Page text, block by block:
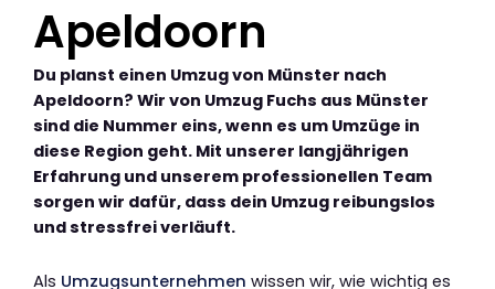
Apeldoorn
Du planst einen Umzug von Münster nach
Apeldoorn? Wir von Umzug Fuchs aus Münster
sind die Nummer eins, wenn es um Umzüge in
diese Region geht. Mit unserer langjährigen
Erfahrung und unserem professionellen Team
sorgen wir dafür, dass dein Umzug reibungslos
und stressfrei verläuft.
Als Umzugsunternehmen wissen wir, wie wichtig es